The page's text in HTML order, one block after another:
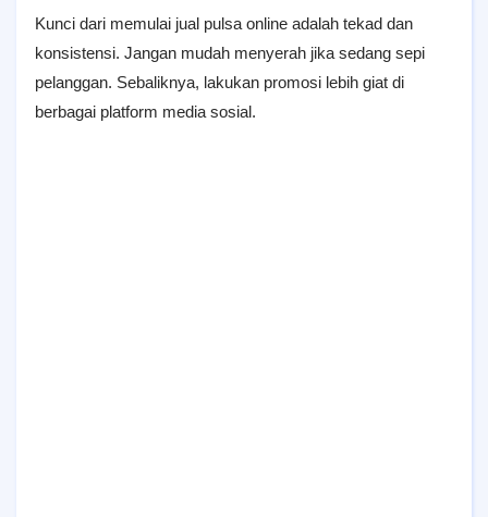
Kunci dari memulai jual pulsa online adalah tekad dan
konsistensi. Jangan mudah menyerah jika sedang sepi
pelanggan. Sebaliknya, lakukan promosi lebih giat di
berbagai platform media sosial.